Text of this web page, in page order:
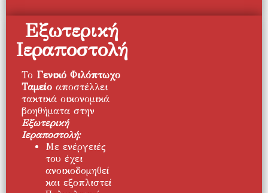
Εξωτερική
Ιεραποστολή
Το Γενικό Φιλόπτωχο
Ταμείο αποστέλλει
τακτικά οικονομικά
βοηθήματα στην
Εξωτερική
Ιεραποστολή:
Με ενέργειές
του έχει
ανοικοδομηθεί
και εξοπλιστεί